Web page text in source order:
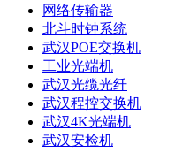
网络传输器
北斗时钟系统
武汉POE交换机
工业光端机
武汉光缆光纤
武汉程控交换机
武汉4K光端机
武汉安检机